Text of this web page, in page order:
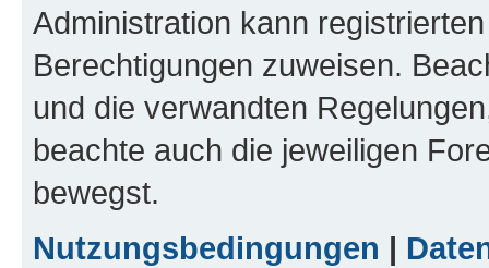
Administration kann
Berechtigungen zuweisen.
und die verwandten
beachte auch die jeweiligen
bewegst.
Nutzungsbedingungen |